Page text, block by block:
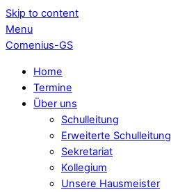
Skip to content
Menu
Comenius-GS
Home
Termine
Über uns
Schulleitung
Erweiterte Schulleitung
Sekretariat
Kollegium
Unsere Hausmeister